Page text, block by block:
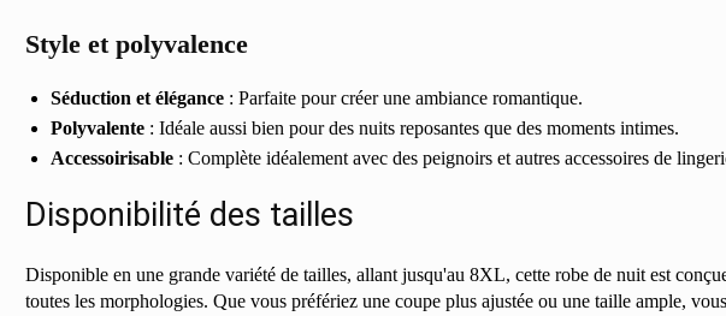
Style et polyvalence
Séduction et élégance : Parfaite pour créer une ambiance romantique.
Polyvalente : Idéale aussi bien pour des nuits reposantes que des moments intimes.
Accessoirisable : Complète idéalement avec des peignoirs et autres accessoires de
Disponibilité des tailles
Disponible en une grande variété de tailles, allant jusqu'au 8XL, cette robe de nuit est
toutes les morphologies. Que vous préfériez une coupe plus ajustée ou une taille ample,